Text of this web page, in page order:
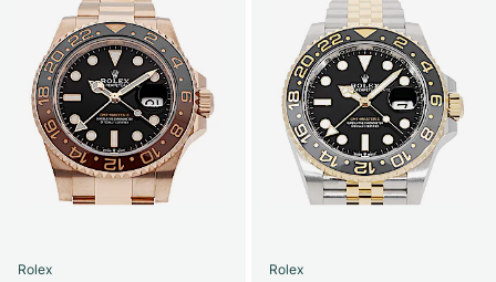
Rolex Rolex